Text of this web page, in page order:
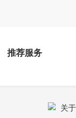
推荐服务
关